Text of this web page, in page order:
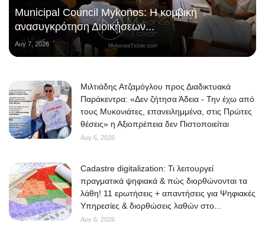
Municipal Council Mykonos: Η κομβική
ανασυγκρότηση Διοικήσεων...
Αυγ 7, 2026
Μιλτιάδης Ατζαμόγλου προς Διαδικτυακά
Παράκεντρα: «Δεν ζήτησα Άδεια - Την έχω από
τους Μυκονιάτες, επανειλημμένα, στις Πρώτες
θέσεις» η Αξιοπρέπεια δεν Πιστοποιείται
Αυγ 6, 2026
Cadastre digitalization: Τι λειτουργεί
πραγματικά ψηφιακά & πώς διορθώνονται τα
λάθη! 11 ερωτήσεις + απαντήσεις για Ψηφιακές
Υπηρεσίες & διορθώσεις λαθών στο...
Αυγ 6, 2026